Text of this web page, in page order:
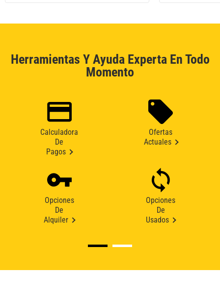
Herramientas Y Ayuda Experta En Todo
Momento
Calculadora
De
Pagos
Ofertas
Actuales
Opciones
De
Alquiler
Opciones
De
Usados